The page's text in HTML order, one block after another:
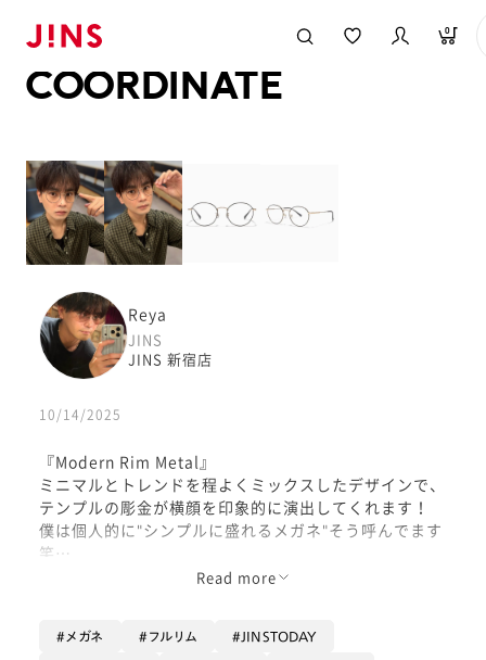
0
COORDINATE
Reya
JINS
JINS 新宿店
10/14/2025
『Modern Rim Metal』
ミニマルとトレンドを程よくミックスしたデザインで、
テンプルの彫金が横顔を印象的に演出してくれます！
僕は個人的に"シンプルに盛れるメガネ"そう呼んでます
笑
ぜひ一度手に取って体験してみてください🤙🏻✨
Read more
メガネ フルリム JINSTODAY